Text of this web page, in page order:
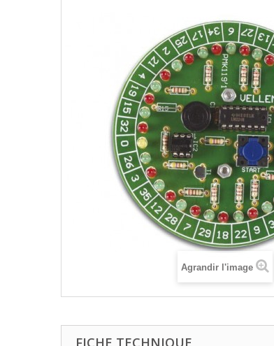
Agrandir l'image
FICHE TECHNIQUE